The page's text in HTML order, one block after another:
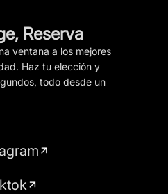
Reserva
ventana a los mejores
Haz tu elección y
todo desde un